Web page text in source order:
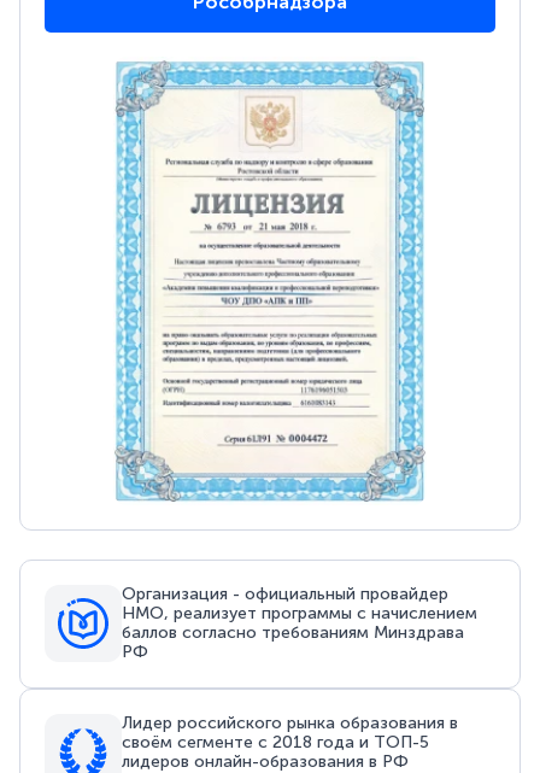
Организация - официальный провайдер
НМО, реализует программы с начислением
баллов согласно требованиям Минздрава
РФ
Лидер российского рынка образования в
своём сегменте с 2018 года и ТОП-5
лидеров онлайн-образования в РФ